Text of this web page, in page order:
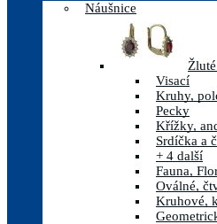
Náušnice
Visací
Kruhy,
Pecky
Křížky,
Srdíčka a
+ 4 další
Fauna,
Oválné,
Kruhové,